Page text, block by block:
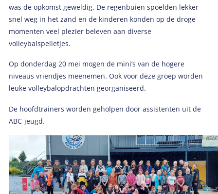
was de opkomst geweldig. De regenbuien spoelden lekker
snel weg in het zand en de kinderen konden op de droge
momenten veel plezier beleven aan diverse
volleybalspelletjes.
Op donderdag 20 mei mogen de mini’s van de hogere
niveaus vriendjes meenemen. Ook voor deze groep worden
leuke volleybalopdrachten georganiseerd.
De hoofdtrainers worden geholpen door assistenten uit de
ABC-jeugd.